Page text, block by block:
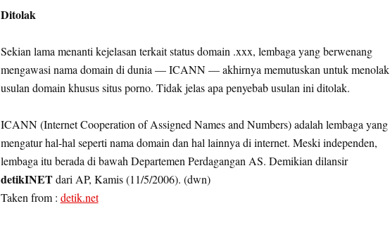
Ditolak
Sekian lama menanti kejelasan terkait status domain .xxx, lembaga yang berwenang
mengawasi nama domain di dunia — ICANN — akhirnya memutuskan untuk menolak
usulan domain khusus situs porno. Tidak jelas apa penyebab usulan ini ditolak.
ICANN (Internet Cooperation of Assigned Names and Numbers) adalah lembaga yang
mengatur hal-hal seperti nama domain dan hal lainnya di internet. Meski independen,
lembaga itu berada di bawah Departemen Perdagangan AS. Demikian dilansir
detikINETdari AP, Kamis (11/5/2006). (dwn)
Taken from : detik.net